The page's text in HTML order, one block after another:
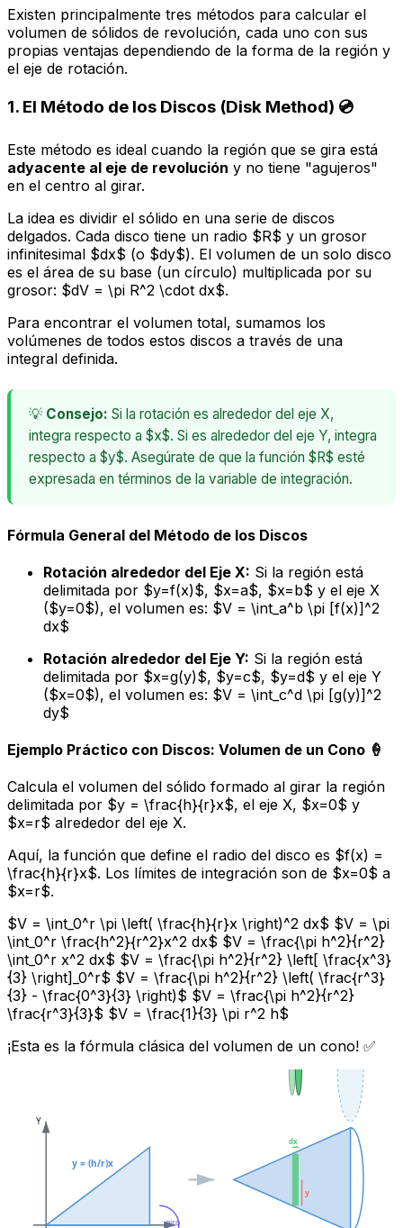
Existen principalmente tres métodos para calcular el
volumen de sólidos de revolución, cada uno con sus
propias ventajas dependiendo de la forma de la región y
el eje de rotación.
1. El Método de los Discos (Disk Method) 💿
Este método es ideal cuando la región que se gira está
adyacente al eje de revolución y no tiene "agujeros"
en el centro al girar.
La idea es dividir el sólido en una serie de discos
delgados. Cada disco tiene un radio $R$ y un grosor
infinitesimal $dx$ (o $dy$). El volumen de un solo disco
es el área de su base (un círculo) multiplicada por su
grosor: $dV = \pi R^2 \cdot dx$.
Para encontrar el volumen total, sumamos los
volúmenes de todos estos discos a través de una
integral definida.
💡 Consejo: Si la rotación es alrededor del eje X,
integra respecto a $x$. Si es alrededor del eje Y, integra
respecto a $y$. Asegúrate de que la función $R$ esté
expresada en términos de la variable de integración.
Fórmula General del Método de los Discos
Rotación alrededor del Eje X: Si la región está
delimitada por $y=f(x)$, $x=a$, $x=b$ y el eje X
($y=0$), el volumen es: $V = \int_a^b \pi [f(x)]^2
dx$
Rotación alrededor del Eje Y: Si la región está
delimitada por $x=g(y)$, $y=c$, $y=d$ y el eje Y
($x=0$), el volumen es: $V = \int_c^d \pi [g(y)]^2
dy$
Ejemplo Práctico con Discos: Volumen de un Cono 🍦
Calcula el volumen del sólido formado al girar la región
delimitada por $y = \frac{h}{r}x$, el eje X, $x=0$ y
$x=r$ alrededor del eje X.
Aquí, la función que define el radio del disco es $f(x) =
\frac{h}{r}x$. Los límites de integración son de $x=0$ a
$x=r$.
$V = \int_0^r \pi \left( \frac{h}{r}x \right)^2 dx$ $V = \pi
\int_0^r \frac{h^2}{r^2}x^2 dx$ $V = \frac{\pi h^2}{r^2}
\int_0^r x^2 dx$ $V = \frac{\pi h^2}{r^2} \left[ \frac{x^3}
{3} \right]_0^r$ $V = \frac{\pi h^2}{r^2} \left( \frac{r^3}
{3} - \frac{0^3}{3} \right)$ $V = \frac{\pi h^2}{r^2}
\frac{r^3}{3}$ $V = \frac{1}{3} \pi r^2 h$
¡Esta es la fórmula clásica del volumen de un cono! ✅
Y
y = (h/r)x
giro
dx
y